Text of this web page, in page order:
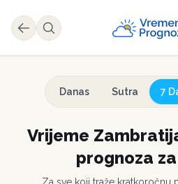
Danas Sutra 7
Vrijeme
prognoza